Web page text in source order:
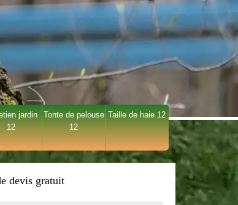
jardin
12
Tonte de pelouse
12
Taille de haie 12
devis gratuit